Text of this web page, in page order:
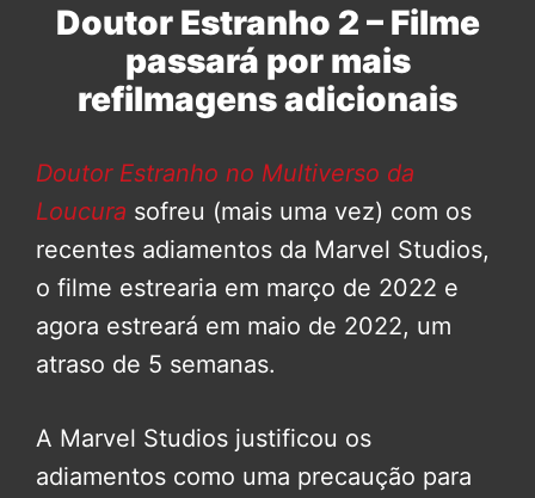
Doutor Estranho 2 – Filme
passará por mais
refilmagens adicionais
Doutor Estranho no Multiverso da
Loucura sofreu (mais uma vez) com os
recentes adiamentos da Marvel Studios,
o filme estrearia em março de 2022 e
agora estreará em maio de 2022, um
atraso de 5 semanas.
A Marvel Studios justificou os
adiamentos como uma precaução para